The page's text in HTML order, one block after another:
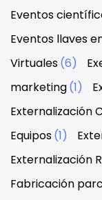
Eventos
Eventos llaves
Virtuales(6)
marketing(1)
Externalización
Equipos(1)
Externalización
Fabricación